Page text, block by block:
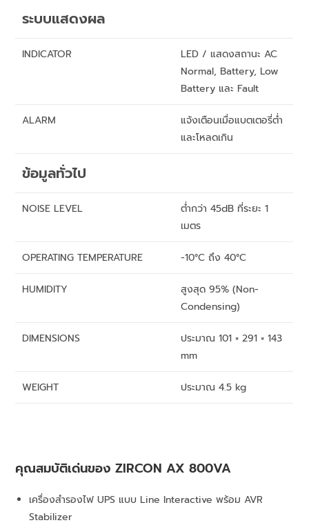
ระบบแสดงผล
INDICATOR
LED / แสดงสถานะ AC
Normal, Battery, Low
Battery และ Fault
ALARM
แจ้งเตือนเมื่อแบตเตอรี่ต่ำ
และโหลดเกิน
ข้อมูลทั่วไป
NOISE LEVEL
ต่ำกว่า 45dB ที่ระยะ 1
เมตร
OPERATING TEMPERATURE -10°C ถึง 40°C
HUMIDITY
สูงสุด 95% (Non-
Condensing)
DIMENSIONS
ประมาณ 101 × 291 × 143
mm
WEIGHT ประมาณ 4.5 kg
คุณสมบัติเด่นของ ZIRCON AX 800VA
เครื่องสำรองไฟ UPS แบบ Line Interactive พร้อม AVR
Stabilizer